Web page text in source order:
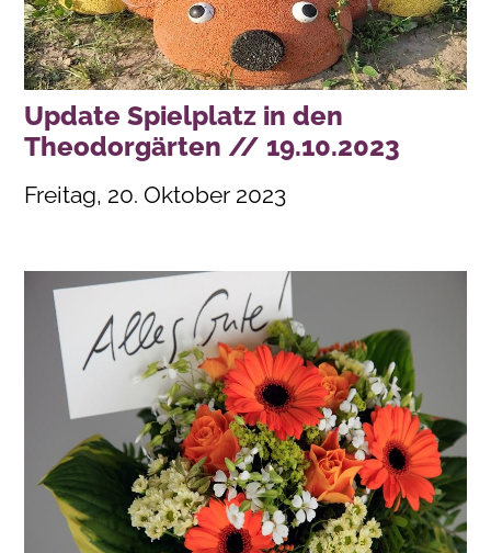
Update Spielplatz in den
Theodorgärten // 19.10.2023
Freitag, 20. Oktober 2023